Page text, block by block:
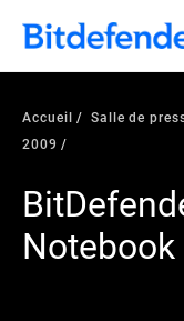
Accueil Salle de
2009